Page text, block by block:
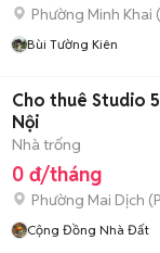
Phường Minh Khai (
Bùi Tường Kiên
Cho thuê Studio
Nội
Nhà trống
0 đ/tháng
Phường Mai Dịch (
Cộng Đồng Nhà Đất